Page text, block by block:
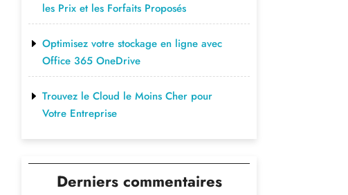
les Prix et les Forfaits Proposés
Optimisez votre stockage en ligne avec
Office 365 OneDrive
Trouvez le Cloud le Moins Cher pour
Votre Entreprise
Derniers commentaires